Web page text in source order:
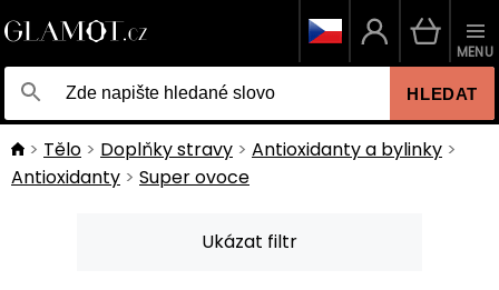
HLEDAT
MENU
Tělo Doplňky stravy
Antioxidanty a bylinky
Antioxidanty
Super ovoce
Ukázat filtr